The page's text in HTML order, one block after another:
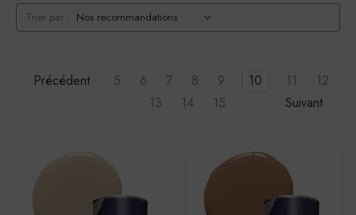
Trier par :
Précédent 5 6 7 8 9 10 11
12
13
14 15 Suivant